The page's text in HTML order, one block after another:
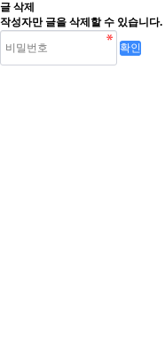
글 삭제
작성자만 글을 삭제할 수 있습니다.